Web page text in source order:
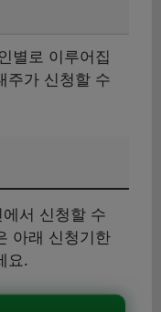
별로 이루어집
주가 신청할 수
서 신청할 수
아래 신청기한
요.